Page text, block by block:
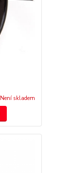
Není skladem